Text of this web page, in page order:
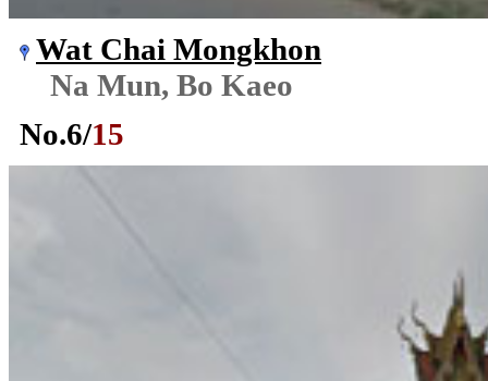
Wat Chai Mongkhon
Na Mun, Bo Kaeo
No.6/15